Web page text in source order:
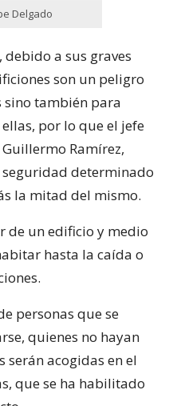
Delgado
a sus graves
son un peligro
sino también para
por lo que el jefe
Ramírez,
determinado
la mitad del mismo.
de un edificio y medio
hasta la caída o
personas que se
quienes no hayan
acogidas en el
que se ha habilitado